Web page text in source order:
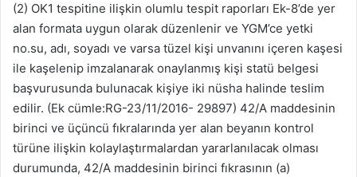
(2) OK1 tespitine ilişkin olumlu tespit raporları Ek-8’de yer
alan formata uygun olarak düzenlenir ve YGM’ce yetki
no.su, adı, soyadı ve varsa tüzel kişi unvanını içeren kaşesi
ile kaşelenip imzalanarak onaylanmış kişi statü belgesi
başvurusunda bulunacak kişiye iki nüsha halinde teslim
edilir. (Ek cümle:RG-23/11/2016- 29897) 42/A maddesinin
birinci ve üçüncü fıkralarında yer alan beyanın kontrol
türüne ilişkin kolaylaştırmalardan yararlanılacak olması
durumunda, 42/A maddesinin birinci fıkrasının (a)